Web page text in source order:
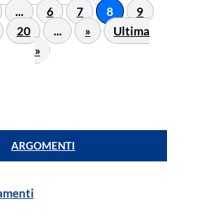
... 6 7 8
9
20 ... »
Ultima
»
ARGOMENTI